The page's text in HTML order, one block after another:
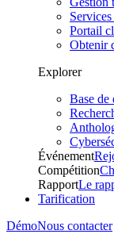
Portail
Obtenir
Explorer
Base de
Événement
Compétition
RapportLe
Tarification
DémoNous contacter